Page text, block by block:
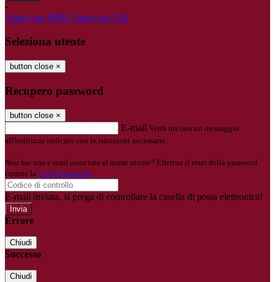
-
Entra con SPID Entra con CIE
Seleziona utente
button close ×
Recupero password
button close ×
E-mail Verrà inviato un messaggio
all'indirizzo indicato con le istruzioni necessarie.
Non hai una e-mail associata al nome utente? Effettua il reset della password
tramite la Login Spaggiari
E-mail inviata, si prega di controllare la casella di posta elettronica!
Errore
Chiudi
Successo
Chiudi